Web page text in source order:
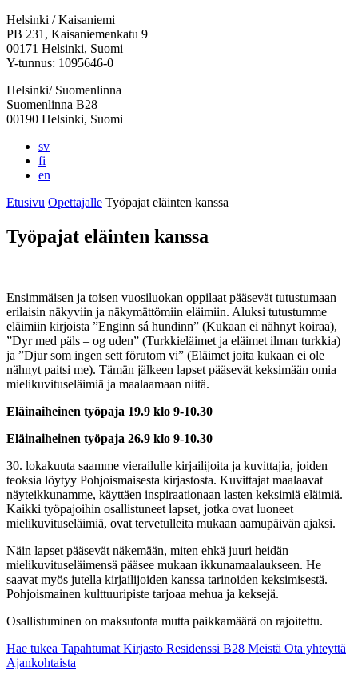
Facebook:
Avataan
uuteen
välilehteen
Instagram:
Avataan
uuteen
välilehteen
TikTok:
Avataan
uuteen
välilehteen
Youtube:
Avataan
uuteen
välilehteen
Vimeo:
Avataan
uuteen
välilehteen
Helsinki / Kaisaniemi
PB 231, Kaisaniemenkatu 9
00171 Helsinki, Suomi
Y-tunnus: 1095646-0
Helsinki/ Suomenlinna
Suomenlinna B28
00190 Helsinki, Suomi
sv
fi
en
Etusivu Opettajalle Työpajat eläinten kanssa
Työpajat eläinten kanssa
Ensimmäisen ja toisen vuosiluokan oppilaat pääsevät tutustumaan
erilaisin näkyviin ja näkymättömiin eläimiin. Aluksi tutustumme
eläimiin kirjoista ”Enginn sá hundinn” (Kukaan ei nähnyt koiraa),
”Dyr med päls – og uden” (Turkkieläimet ja eläimet ilman turkkia)
ja ”Djur som ingen sett förutom vi” (Eläimet joita kukaan ei ole
nähnyt paitsi me). Tämän jälkeen lapset pääsevät keksimään omia
mielikuvituseläimiä ja maalaamaan niitä.
Eläinaiheinen työpaja 19.9 klo 9-10.30
Eläinaiheinen työpaja 26.9 klo 9-10.30
30. lokakuuta saamme vierailulle kirjailijoita ja kuvittajia, joiden
teoksia löytyy Pohjoismaisesta kirjastosta. Kuvittajat maalaavat
näyteikkunamme, käyttäen inspiraationaan lasten keksimiä eläimiä.
Kaikki työpajoihin osallistuneet lapset, jotka ovat luoneet
mielikuvituseläimiä, ovat tervetulleita mukaan aamupäivän ajaksi.
Näin lapset pääsevät näkemään, miten ehkä juuri heidän
mielikuvituseläimensä pääsee mukaan ikkunamaalaukseen. He
saavat myös jutella kirjailijoiden kanssa tarinoiden keksimisestä.
Pohjoismainen kulttuuripiste tarjoaa mehua ja keksejä.
Osallistuminen on maksutonta mutta paikkamäärä on rajoitettu.
Hae tukea Tapahtumat Kirjasto Residenssi B28 Meistä Ota yhteyttä
Ajankohtaista